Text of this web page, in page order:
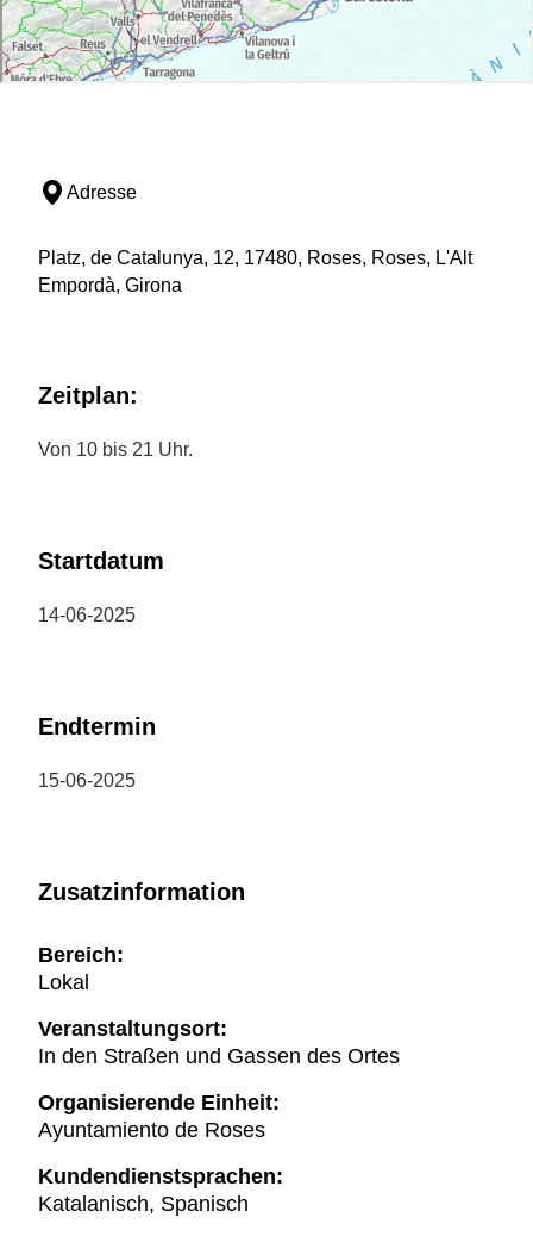
Adresse
Platz, de Catalunya, 12, 17480, Roses, Roses, L'Alt
Empordà, Girona
Zeitplan:
Von 10 bis 21 Uhr.
Startdatum
14-06-2025
Endtermin
15-06-2025
Zusatzinformation
Bereich:
Lokal
Veranstaltungsort:
In den Straßen und Gassen des Ortes
Organisierende Einheit:
Ayuntamiento de Roses
Kundendienstsprachen:
Katalanisch, Spanisch